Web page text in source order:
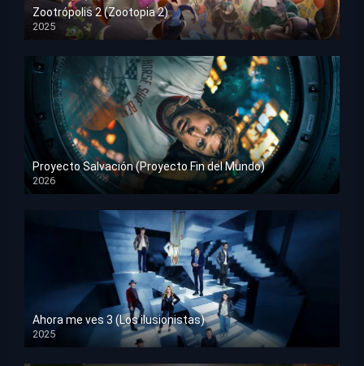
Zootrópolis 2 (Zootopia 2)
2025
HD 1080p
Proyecto Salvación (Proyecto Fin del Mundo)
2026
HD 1080p
Ahora me ves 3 (Los ilusionistas)
2025
HD 1080p